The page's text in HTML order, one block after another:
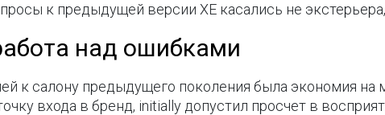
к предыдущей версии XE касались не экстерьера,
над ошибками
к салону предыдущего поколения была экономия на
входа в бренд, initially допустил просчет в